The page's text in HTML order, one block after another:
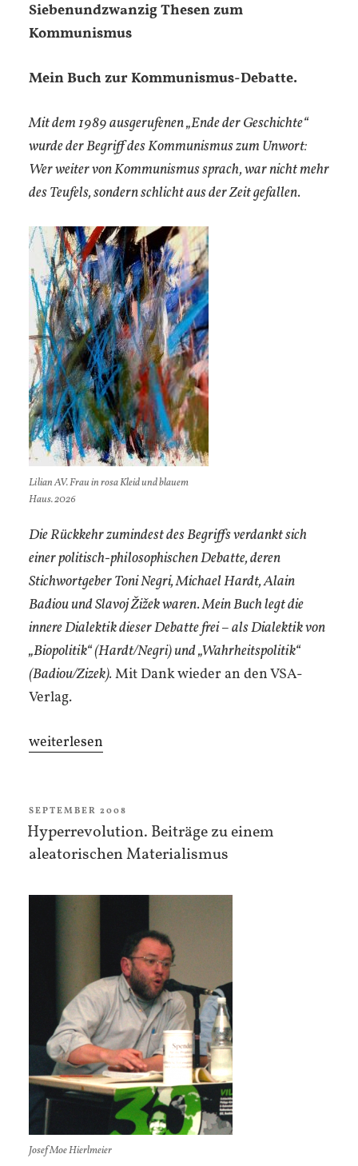
Siebenundzwanzig Thesen zum
Kommunismus
Mein Buch zur Kommunismus-Debatte.
Mit dem 1989 ausgerufenen „Ende der Geschichte“
wurde der Begriff des Kommunismus zum Unwort:
Wer weiter von Kommunismus sprach, war nicht mehr
des Teufels, sondern schlicht aus der Zeit gefallen.
Lilian AV. Frau in rosa Kleid und blauem
Haus. 2026
Die Rückkehr zumindest des Begriffs verdankt sich
einer politisch-philosophischen Debatte, deren
Stichwortgeber Toni Negri, Michael Hardt, Alain
Badiou und Slavoj Žižek waren. Mein Buch legt die
innere Dialektik dieser Debatte frei – als Dialektik von
„Biopolitik“ (Hardt/Negri) und „Wahrheitspolitik“
(Badiou/Zizek). Mit Dank wieder an den VSA-
Verlag.
„Krise
weiterlesen
VERÖFFENTLICHT
AM
SEPTEMBER 2008
Hyperrevolution. Beiträge zu einem
aleatorischen Materialismus
Josef Moe Hierlmeier